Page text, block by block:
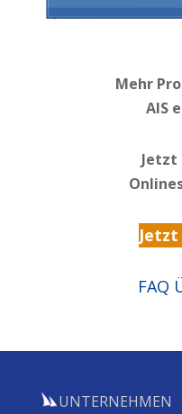
Mehr
AIS
Jetzt
Jetzt
FAQ
UNTERNEHMEN